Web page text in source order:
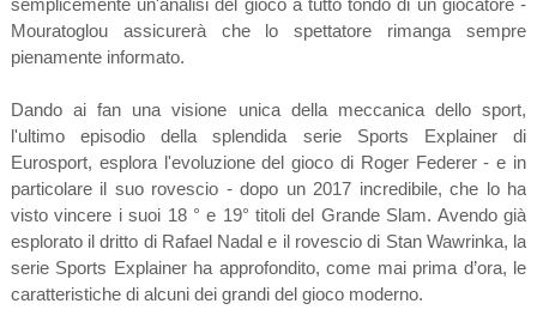
Mouratoglou assicurerà che lo spettatore rimanga sempre
pienamente informato.
Dando ai fan una visione unica della meccanica dello sport,
l'ultimo episodio della splendida serie Sports Explainer di
Eurosport, esplora l'evoluzione del gioco di Roger Federer - e in
particolare il suo rovescio - dopo un 2017 incredibile, che lo ha
visto vincere i suoi 18 ° e 19° titoli del Grande Slam. Avendo già
esplorato il dritto di Rafael Nadal e il rovescio di Stan Wawrinka, la
serie Sports Explainer ha approfondito, come mai prima d’ora, le
caratteristiche di alcuni dei grandi del gioco moderno.